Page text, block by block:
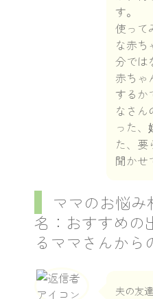
す。
使って
な赤ち
分では
赤ちゃ
するか
なさん
った、
た、要
聞かせ
ママのお悩
名：おすすめの
るママさんから
夫の友